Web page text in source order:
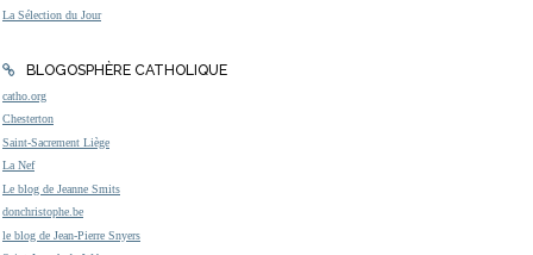
La Sélection du Jour
BLOGOSPHÈRE CATHOLIQUE
catho.org
Chesterton
Saint-Sacrement Liège
La Nef
Le blog de Jeanne Smits
donchristophe.be
le blog de Jean-Pierre Snyers